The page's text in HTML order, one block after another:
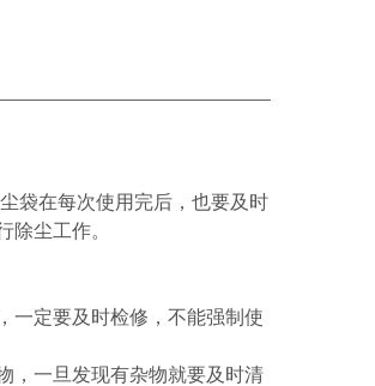
袋在每次使用完后，也要及时
除尘工作。
一定要及时检修，不能强制使
，一旦发现有杂物就要及时清